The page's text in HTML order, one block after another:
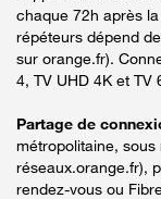
chaque 72h après
répéteurs dépend
sur orange.fr).
4, TV UHD 4K et TV
Partage de
métropolitaine,
réseaux.orange.fr),
rendez-vous ou